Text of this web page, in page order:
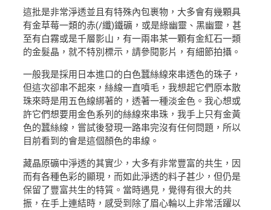
這批是非常淨透並且有特殊內包裹物，大多會有幾顆具
有金草莓一類的赤(/纖)鐵礦，或是綠幽靈、黑幽靈，甚
至有白霧或是千層影山，有一兩串某一顆有金紅石一類
的金髮晶，就不特別標示，請參閱影片，有細節拍攝。
一般我是採用日本進口的白色蠶絲線來串透色的珠子，
但這次卻串不起來，絲線一直噴毛，我想起它們原本散
珠來時是用五色線綁著的，透著一種淡金色。我心想或
許它們想要用金色系列的絲線來串珠，我手上只有金黃
色的蠶絲線，嘗試後發現一路串完沒有任何問題，所以
目前看到的會是這個顏色的串線。
藏晶原礦中淨透的其實少，大多有非常豐富的共生，因
而有各種色彩的顯現，而如此淨透的料子甚少，但仍是
保留了豐富共生的特質。當時遇見，覺得有很大的共
振，在手上連結時，感受到除了眉心輪以上非常活躍以